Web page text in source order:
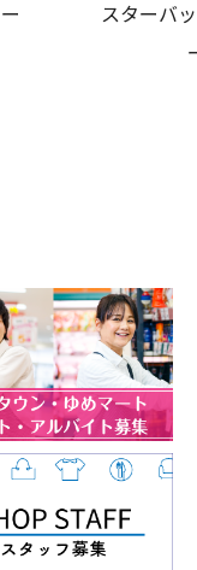
スターバ